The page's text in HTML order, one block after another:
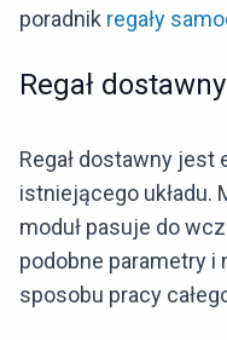
poradnik regały
Regał dostawny
Regał dostawny
istniejącego układu.
moduł pasuje do
podobne parametry i
sposobu pracy